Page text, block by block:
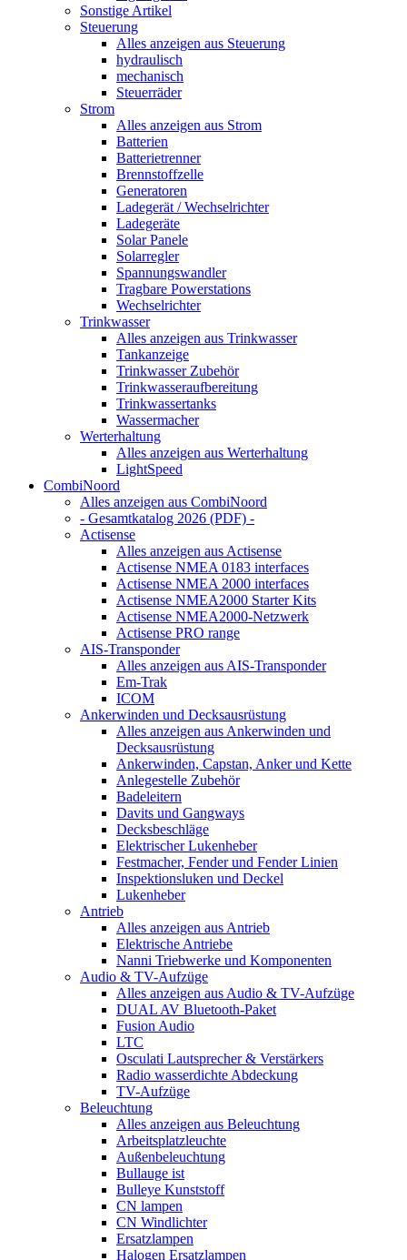
Sonstige Artikel
Steuerung
Alles anzeigen aus Steuerung
hydraulisch
mechanisch
Steuerräder
Strom
Alles anzeigen aus Strom
Batterien
Batterietrenner
Brennstoffzelle
Generatoren
Ladegerät / Wechselrichter
Ladegeräte
Solar Panele
Solarregler
Spannungswandler
Tragbare Powerstations
Wechselrichter
Trinkwasser
Alles anzeigen aus Trinkwasser
Tankanzeige
Trinkwasser Zubehör
Trinkwasseraufbereitung
Trinkwassertanks
Wassermacher
Werterhaltung
Alles anzeigen aus Werterhaltung
LightSpeed
CombiNoord
Alles anzeigen aus CombiNoord
- Gesamtkatalog 2026 (PDF) -
Actisense
Alles anzeigen aus Actisense
Actisense NMEA 0183 interfaces
Actisense NMEA 2000 interfaces
Actisense NMEA2000 Starter Kits
Actisense NMEA2000-Netzwerk
Actisense PRO range
AIS-Transponder
Alles anzeigen aus AIS-Transponder
Em-Trak
ICOM
Ankerwinden und Decksausrüstung
Alles anzeigen aus Ankerwinden und
Decksausrüstung
Ankerwinden, Capstan, Anker und Kette
Anlegestelle Zubehör
Badeleitern
Davits und Gangways
Decksbeschläge
Elektrischer Lukenheber
Festmacher, Fender und Fender Linien
Inspektionsluken und Deckel
Lukenheber
Antrieb
Alles anzeigen aus Antrieb
Elektrische Antriebe
Nanni Triebwerke und Komponenten
Audio & TV-Aufzüge
Alles anzeigen aus Audio & TV-Aufzüge
DUAL AV Bluetooth-Paket
Fusion Audio
LTC
Osculati Lautsprecher & Verstärkers
Radio wasserdichte Abdeckung
TV-Aufzüge
Beleuchtung
Alles anzeigen aus Beleuchtung
Arbeitsplatzleuchte
Außenbeleuchtung
Bullauge ist
Bulleye Kunststoff
CN lampen
CN Windlichter
Ersatzlampen
Halogen Ersatzlampen